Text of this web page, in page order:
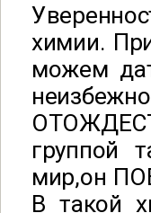
химии.
можем
группой
мир,он
В такой